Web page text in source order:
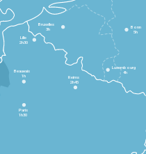
Paris
1h30
Beauvais
1h
Reims
2h45
Lille
2h30
Bruxelles
3h
Bonn
5h
Luxembourg
4h